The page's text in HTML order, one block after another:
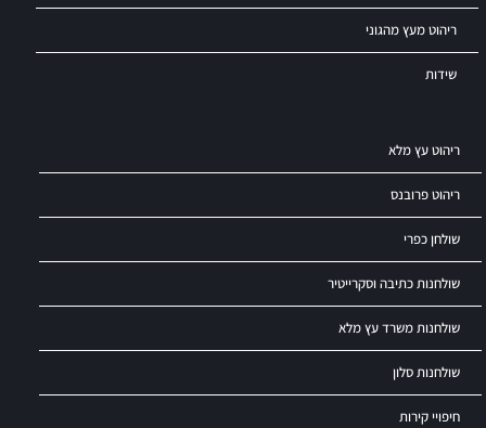
ריהוט מעץ מהגוני
שידות
ריהוט עץ מלא
ריהוט פרובנס
שולחן כפרי
שולחנות כתיבה וסקרייטיר
שולחנות משרד עץ מלא
שולחנות סלון
חיפויי קירות